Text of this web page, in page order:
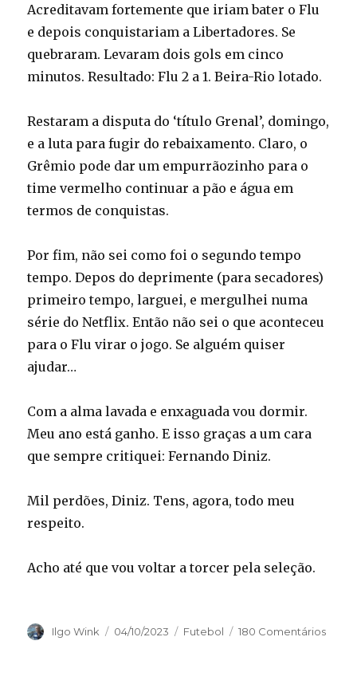
Acreditavam fortemente que iriam bater o Flu
e depois conquistariam a Libertadores. Se
quebraram. Levaram dois gols em cinco
minutos. Resultado: Flu 2 a 1. Beira-Rio lotado.
Restaram a disputa do ‘título Grenal’, domingo,
e a luta para fugir do rebaixamento. Claro, o
Grêmio pode dar um empurrãozinho para o
time vermelho continuar a pão e água em
termos de conquistas.
Por fim, não sei como foi o segundo tempo
tempo. Depos do deprimente (para secadores)
primeiro tempo, larguei, e mergulhei numa
série do Netflix. Então não sei o que aconteceu
para o Flu virar o jogo. Se alguém quiser
ajudar…
Com a alma lavada e enxaguada vou dormir.
Meu ano está ganho. E isso graças a um cara
que sempre critiquei: Fernando Diniz.
Mil perdões, Diniz. Tens, agora, todo meu
respeito.
Acho até que vou voltar a torcer pela seleção.
Autor
Ilgo Wink
Publicado
04/10/2023 Categorias
Futebol 180 Comentários